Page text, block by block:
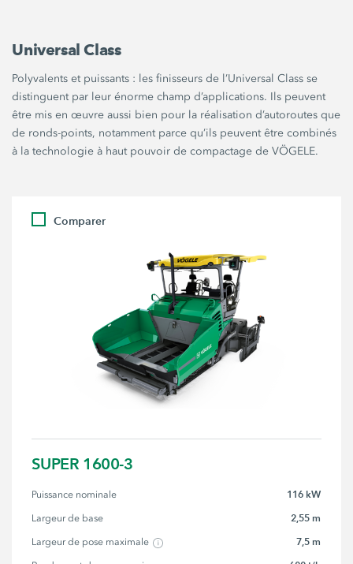
Universal Class
Polyvalents et puissants : les finisseurs de l’Universal Class se
distinguent par leur énorme champ d’applications. Ils peuvent
être mis en œuvre aussi bien pour la réalisation d’autoroutes que
de ronds-points, notamment parce qu’ils peuvent être combinés
à la technologie à haut pouvoir de compactage de VÖGELE.
Comparer
SUPER 1600-3
Puissance nominale 116 kW
Largeur de base 2,55 m
Largeur de pose maximale 7,5 m